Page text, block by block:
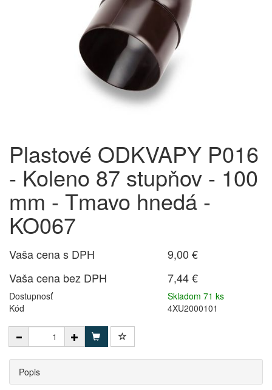
Plastové ODKVAPY P016
- Koleno 87 stupňov - 100
mm - Tmavo hnedá -
KO067
Vaša cena s DPH
9,00 €
Vaša cena bez DPH
7,44 €
Dostupnosť
Skladom 71 ks
Kód
4XU2000101
Popis